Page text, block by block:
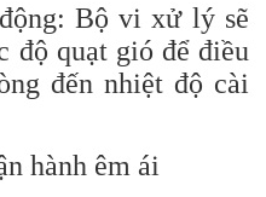
Bộ vi xử lý sẽ
độ quạt gió để điều
đến nhiệt độ cài
hành êm ái